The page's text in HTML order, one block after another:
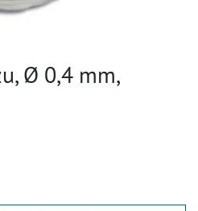
Ø 0,4 mm,